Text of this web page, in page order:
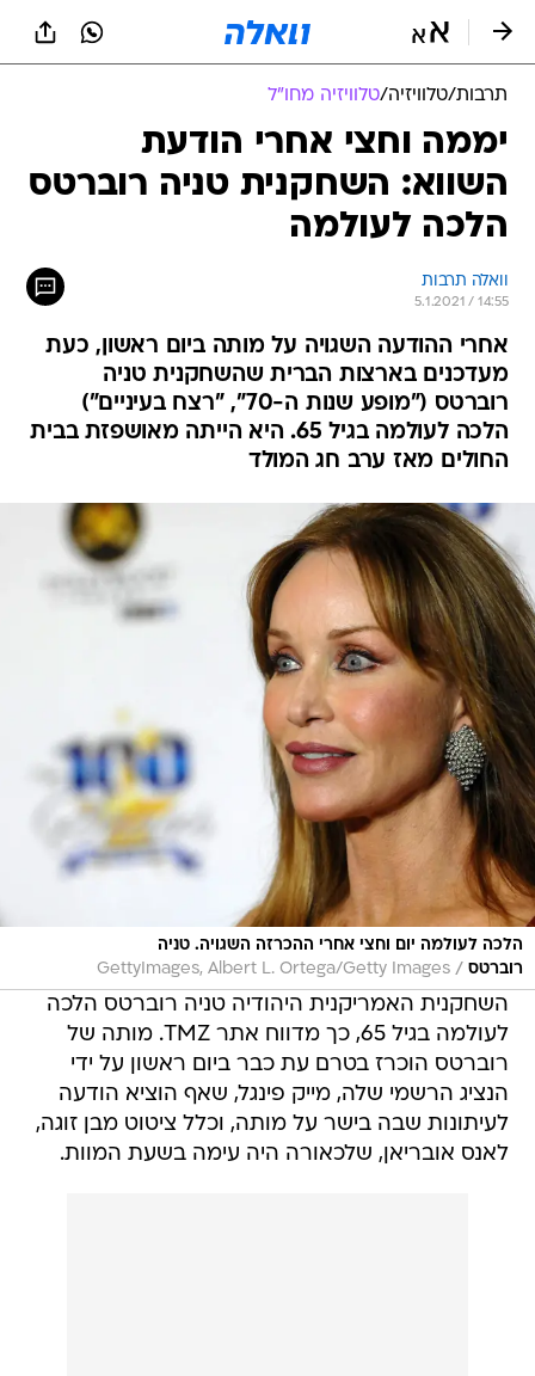
תרבות/טלוויזיה/טלוויזיה מחו"ל
יממה וחצי אחרי הודעת
השווא: השחקנית טניה רוברטס
הלכה לעולמה
וואלה תרבות
5.1.2021 / 14:55
אחרי ההודעה השגויה על מותה ביום ראשון, כעת
מעדכנים בארצות הברית שהשחקנית טניה
רוברטס ("מופע שנות ה-70", "רצח בעיניים")
הלכה לעולמה בגיל 65. היא הייתה מאושפזת בבית
החולים מאז ערב חג המולד
הלכה לעולמה יום וחצי אחרי ההכרזה השגויה. טניה
רוברטס /
GettyImages, Albert L. Ortega/Getty Images
השחקנית האמריקנית היהודיה טניה רוברטס הלכה
לעולמה בגיל 65, כך מדווח אתר TMZ. מותה של
רוברטס הוכרז בטרם עת כבר ביום ראשון על ידי
הנציג הרשמי שלה, מייק פינגל, שאף הוציא הודעה
לעיתונות שבה בישר על מותה, וכלל ציטוט מבן זוגה,
לאנס אובריאן, שלכאורה היה עימה בשעת המוות.